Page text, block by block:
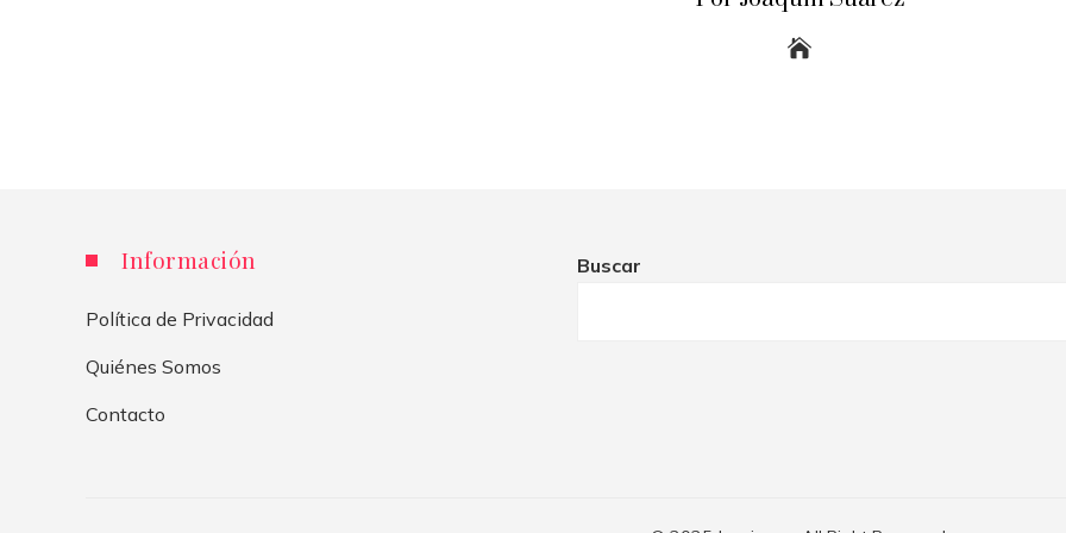
Información
Política de Privacidad
Quiénes Somos
Contacto
Buscar